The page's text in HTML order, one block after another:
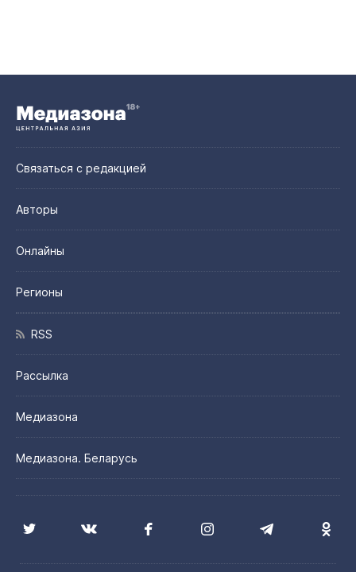
Связаться с редакцией
Авторы
Онлайны
Регионы
RSS
Рассылка
Медиазона
Медиазона. Беларусь